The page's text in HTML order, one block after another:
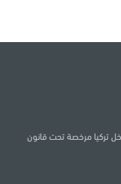
تركيا مرخصة تحت قانون